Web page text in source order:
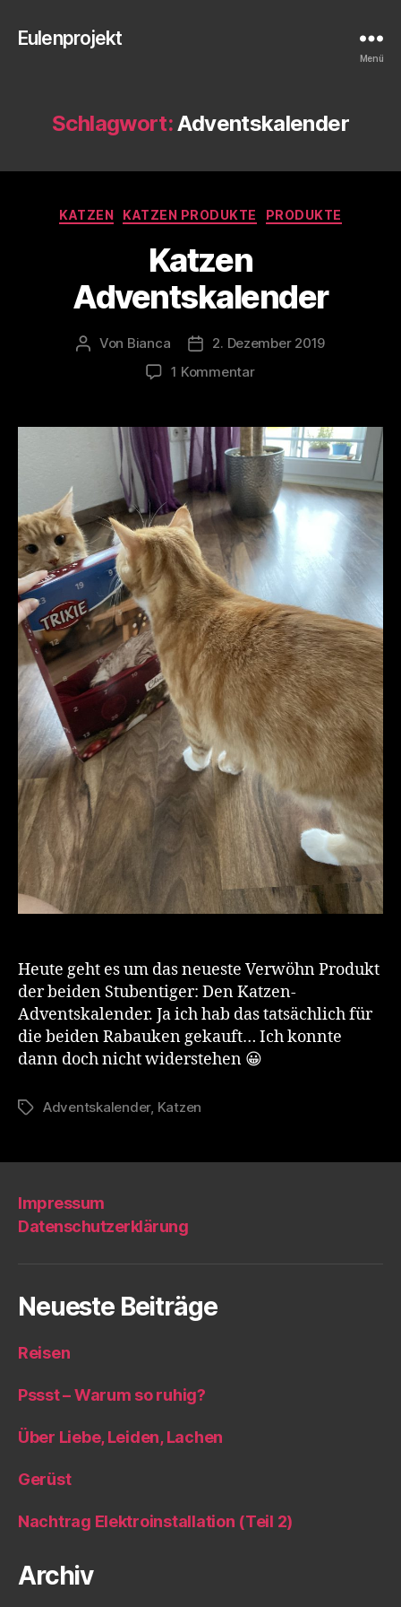
Eulenprojekt
Menü
Schlagwort:Adventskalender
Kategorien
KATZEN KATZEN PRODUKTE PRODUKTE
Katzen
Adventskalender
Beitragsautor
Von Bianca Veröffentlichungsdatum
2. Dezember 2019
1 Kommentarzu
Heute geht es um das neueste Verwöhn Produkt
der beiden Stubentiger: Den Katzen-
Adventskalender. Ja ich hab das tatsächlich für
die beiden Rabauken gekauft… Ich konnte
dann doch nicht widerstehen 😀
Schlagwörter
Adventskalender, Katzen
Impressum
Datenschutzerklärung
Neueste Beiträge
Reisen
Pssst – Warum so ruhig?
Über Liebe, Leiden, Lachen
Gerüst
Nachtrag Elektroinstallation (Teil 2)
Archiv